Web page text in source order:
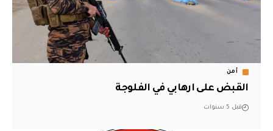
أمن
القبض على ارهابي في الفلوجة
قبل 5 سنوات